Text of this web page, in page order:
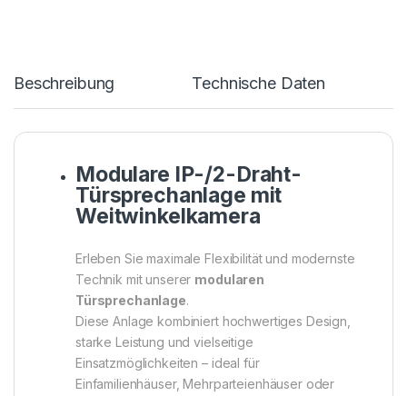
Beschreibung Technische Daten
Modulare IP-/2-Draht-
Türsprechanlage mit
Weitwinkelkamera
Erleben Sie maximale Flexibilität und modernste
Technik mit unserer modularen
Türsprechanlage.
Diese Anlage kombiniert hochwertiges Design,
starke Leistung und vielseitige
Einsatzmöglichkeiten – ideal für
Einfamilienhäuser, Mehrparteienhäuser oder